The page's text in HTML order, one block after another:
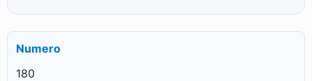
Numero
180